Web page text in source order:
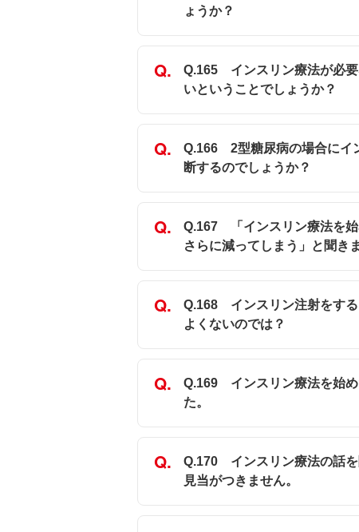
ょうか？
Q.165 インスリン療法が必要
いということでしょうか？
Q.166 2型糖尿病の場合にイ
断するのでしょうか？
Q.167 「インスリン療法を始
さらに減ってしまう」と聞き
Q.168 インスリン注射をする
よくないのでは？
Q.169 インスリン療法を始め
た。
Q.170 インスリン療法の話を
見当がつきません。